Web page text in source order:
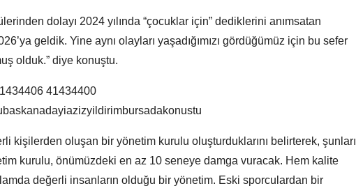
dolayı 2024 yılında “çocuklar için” dediklerini anımsatan
geldik. Yine aynı olayları yaşadığımızı gördüğümüz için bu sefer
olduk.” diye konuştu.
kişilerden oluşan bir yönetim kurulu oluşturduklarını belirterek, şunları
kurulu, önümüzdeki en az 10 seneye damga vuracak. Hem kalite
değerli insanların olduğu bir yönetim. Eski sporculardan bir